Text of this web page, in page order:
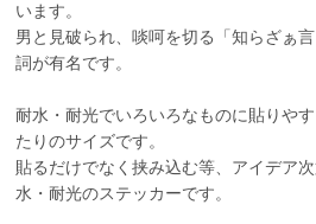
います。
男と見破られ、啖呵を切る「知らざぁ
詞が有名です。
耐水・耐光でいろいろなものに貼りや
たりのサイズです。
貼るだけでなく挟み込む等、アイデア
水・耐光のステッカーです。